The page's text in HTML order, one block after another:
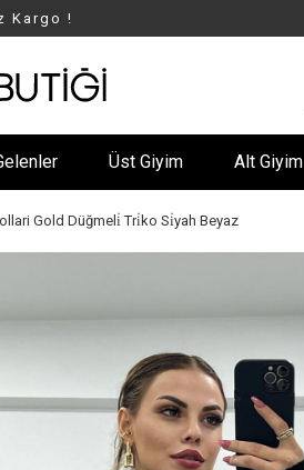
Kargo !
Üst Giyim Alt Giyim
Gold Düğmeli̇ Tri̇ko Si̇yah Beyaz